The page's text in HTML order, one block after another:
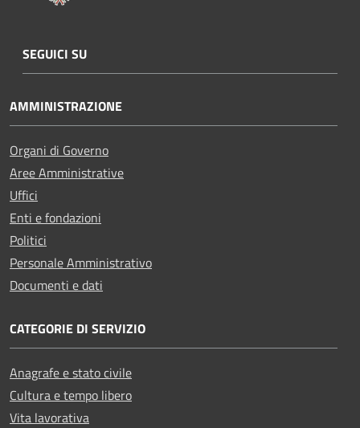
SEGUICI SU
AMMINISTRAZIONE
Organi di Governo
Aree Amministrative
Uffici
Enti e fondazioni
Politici
Personale Amministrativo
Documenti e dati
CATEGORIE DI SERVIZIO
Anagrafe e stato civile
Cultura e tempo libero
Vita lavorativa